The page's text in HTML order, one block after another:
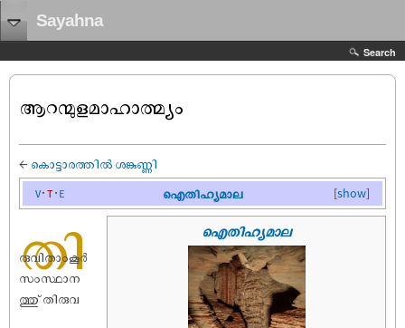
Sayahna
Search
ആറന്മുളമാഹാത്മ്യം
← കൊട്ടാരത്തിൽ ശങ്കുണ്ണി
[show]
v t e ഐതിഹ്യമാല
ഐതിഹ്യമാല
തി
രുവിതാംകൂർ
സംസ്ഥാന
ത്തു് തിരുവ